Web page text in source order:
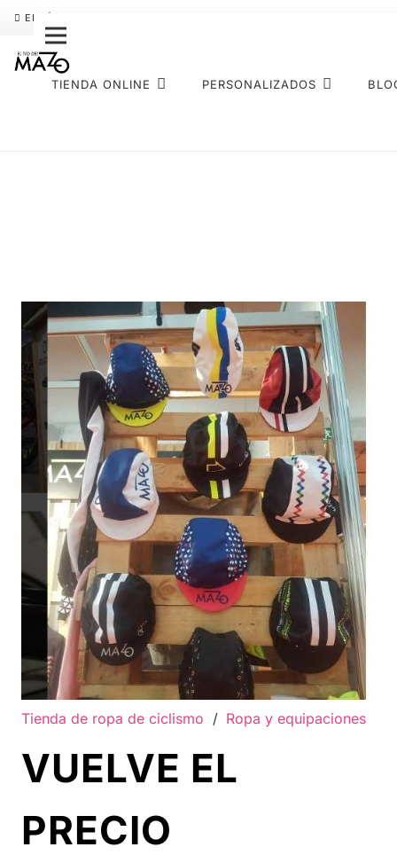
ENVÍO GRATIS
TIENDA ONLINE PERSONALIZADOS
Tienda de ropa de ciclismo / Ropa y equipaciones
VUELVE EL
PRECIO